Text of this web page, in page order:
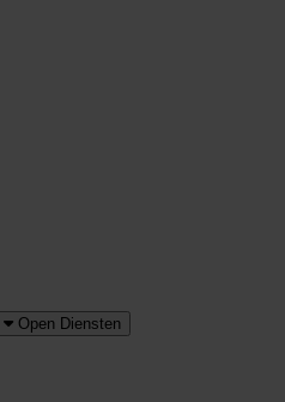
Open Diensten